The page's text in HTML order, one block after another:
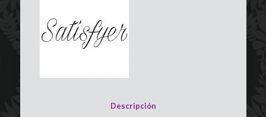
Descripción